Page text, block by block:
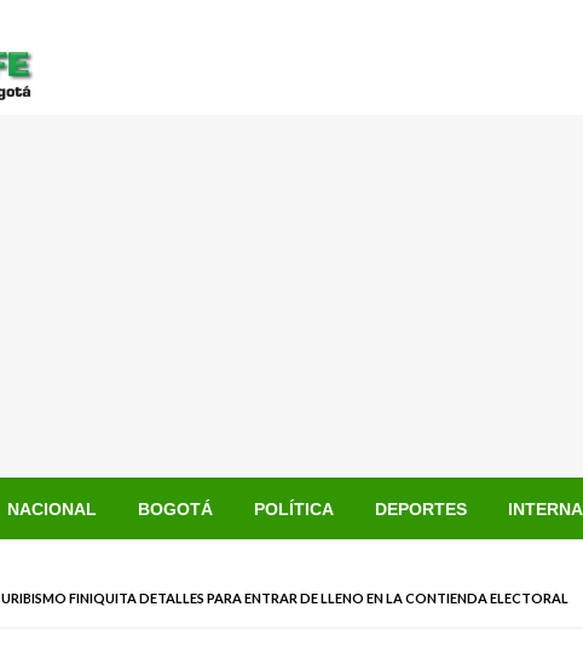
NACIONAL BOGOTÁ POLÍTICA DEPORTES
URIBISMO FINIQUITA DETALLES PARA ENTRAR DE LLENO EN LA CONTIENDA ELECTORAL